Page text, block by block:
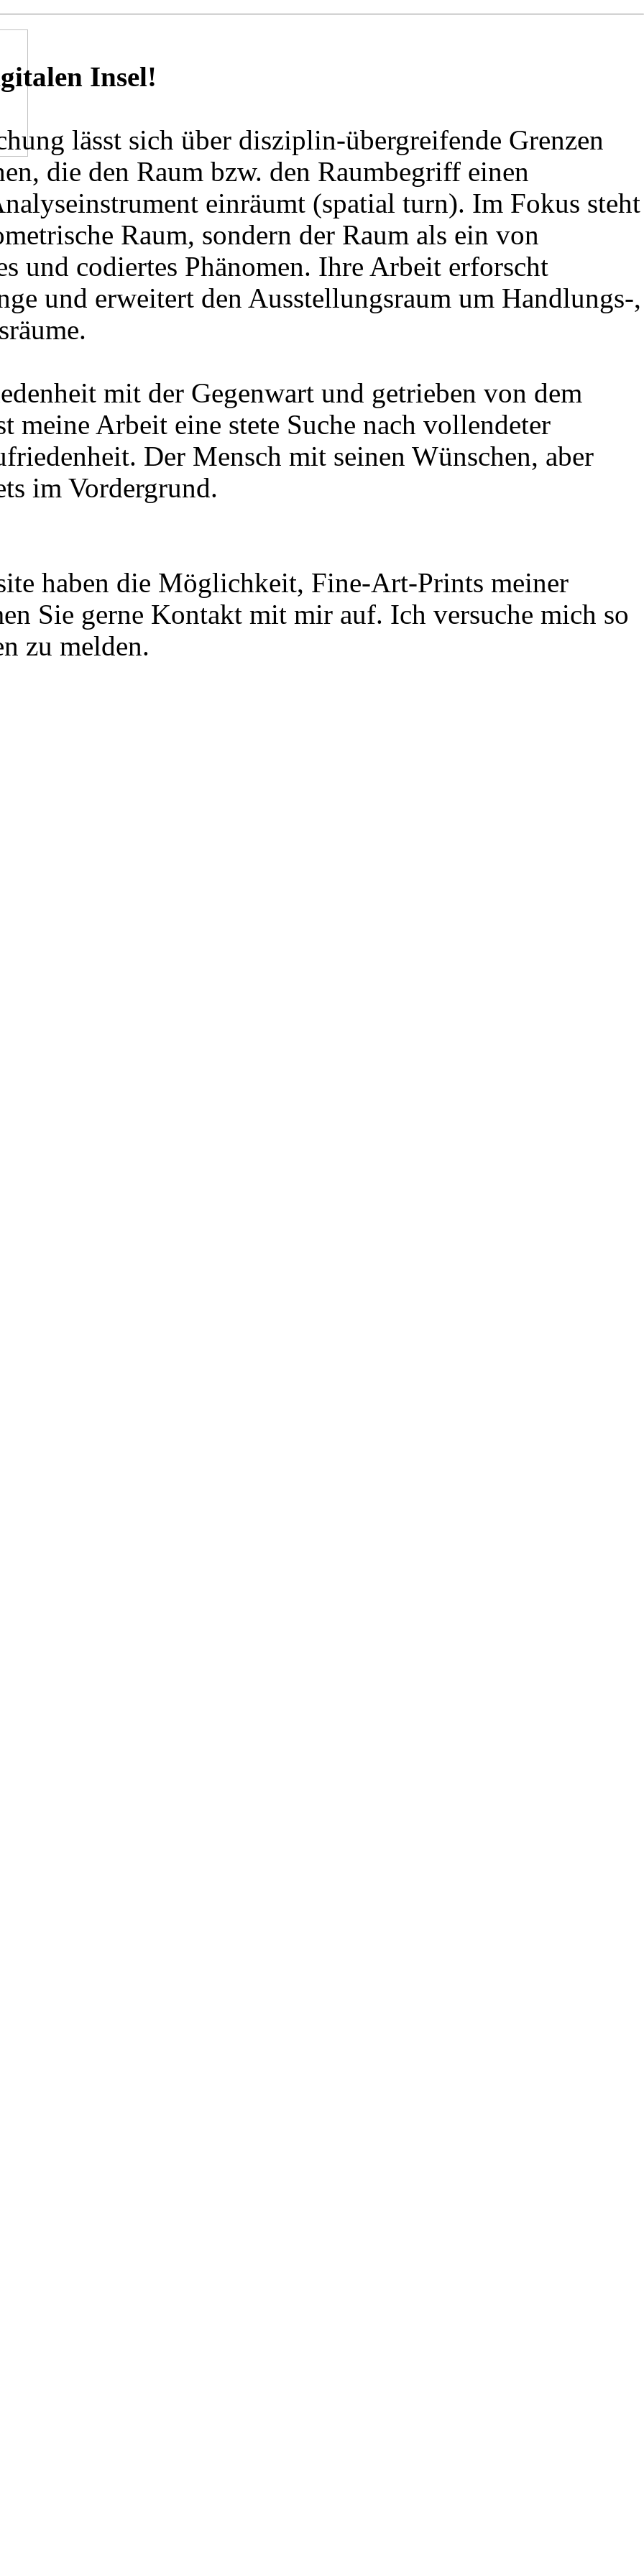
Insel!
lässt sich über disziplin-übergreifende Grenzen
die den Raum bzw. den Raumbegriff einen
einräumt (spatial turn). Im Fokus steht
Raum, sondern der Raum als ein von
und codiertes Phänomen. Ihre Arbeit erforscht
und erweitert den Ausstellungsraum um Handlungs-,
mit der Gegenwart und getrieben von dem
meine Arbeit eine stete Suche nach vollendeter
Der Mensch mit seinen Wünschen, aber
im Vordergrund.
haben die Möglichkeit, Fine-Art-Prints meiner
Sie gerne Kontakt mit mir auf. Ich versuche mich so
zu melden.